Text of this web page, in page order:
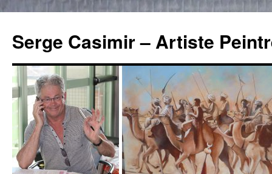
Serge Casimir – Artiste